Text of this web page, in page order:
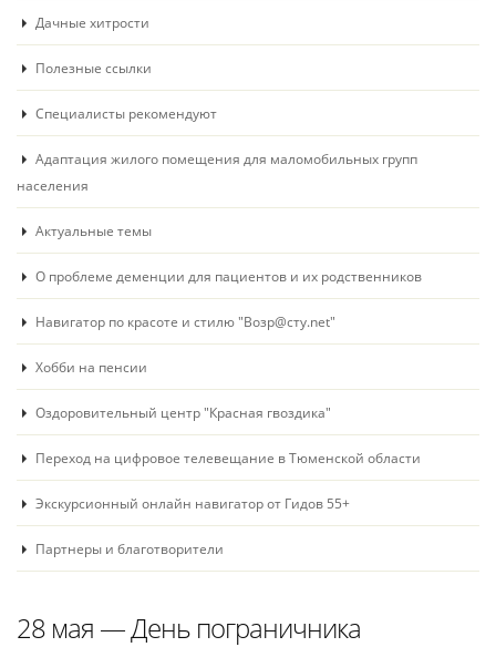
Дачные хитрости
Полезные ссылки
Специалисты рекомендуют
Адаптация жилого помещения для маломобильных групп
населения
Актуальные темы
О проблеме деменции для пациентов и их родственников
Навигатор по красоте и стилю "Возр@сту.net"
Хобби на пенсии
Оздоровительный центр "Красная гвоздика"
Переход на цифровое телевещание в Тюменской области
Экскурсионный онлайн навигатор от Гидов 55+
Партнеры и благотворители
28 мая ― День пограничника